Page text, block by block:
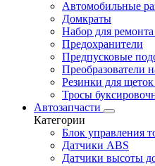
Автомобильные
Домкраты
Набор для
Предохранители
Предпусковые
Преобразователи
Резинки для щеток
Тросы
Автозапчасти
Категории
Блок управления
Датчики ABS
Датчики высоты